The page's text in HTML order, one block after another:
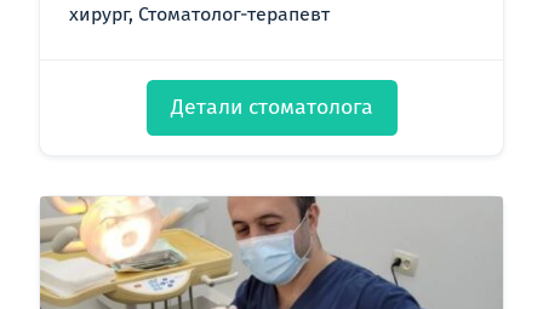
хирург, Стоматолог-терапевт
Детали стоматолога